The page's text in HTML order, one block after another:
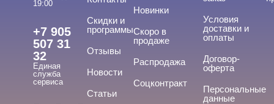
19:00
+7 905
507 31
32
Единая
служба
сервиса
Скидки и
программы
Отзывы
Новости
Статьи
Новинки
Скоро в
продаже
Распродажа
Соцконтракт
Условия
доставки и
оплаты
Договор-
оферта
Персональные
данные